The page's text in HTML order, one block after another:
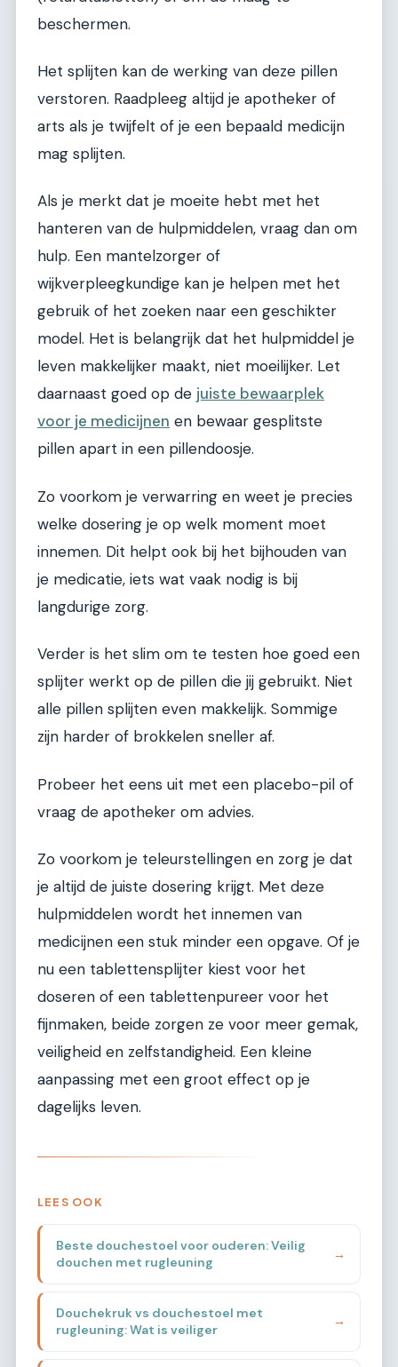
beschermen.
Het splijten kan de werking van deze pillen
verstoren. Raadpleeg altijd je apotheker of
arts als je twijfelt of je een bepaald medicijn
mag splijten.
Als je merkt dat je moeite hebt met het
hanteren van de hulpmiddelen, vraag dan om
hulp. Een mantelzorger of
wijkverpleegkundige kan je helpen met het
gebruik of het zoeken naar een geschikter
model. Het is belangrijk dat het hulpmiddel je
leven makkelijker maakt, niet moeilijker. Let
daarnaast goed op de juiste bewaarplek
voor je medicijnen en bewaar gesplitste
pillen apart in een pillendoosje.
Zo voorkom je verwarring en weet je precies
welke dosering je op welk moment moet
innemen. Dit helpt ook bij het bijhouden van
je medicatie, iets wat vaak nodig is bij
langdurige zorg.
Verder is het slim om te testen hoe goed een
splijter werkt op de pillen die jij gebruikt. Niet
alle pillen splijten even makkelijk. Sommige
zijn harder of brokkelen sneller af.
Probeer het eens uit met een placebo-pil of
vraag de apotheker om advies.
Zo voorkom je teleurstellingen en zorg je dat
je altijd de juiste dosering krijgt. Met deze
hulpmiddelen wordt het innemen van
medicijnen een stuk minder een opgave. Of je
nu een tablettensplijter kiest voor het
doseren of een tablettenpureer voor het
fijnmaken, beide zorgen ze voor meer gemak,
veiligheid en zelfstandigheid. Een kleine
aanpassing met een groot effect op je
dagelijks leven.
LEES OOK
Beste douchestoel voor ouderen: Veilig
douchen met rugleuning
→
Douchekruk vs douchestoel met
rugleuning: Wat is veiliger
→